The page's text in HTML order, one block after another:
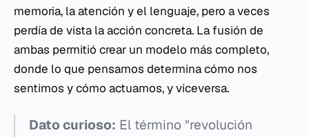
memoria, la atención y el lenguaje, pero a veces
perdía de vista la acción concreta. La fusión de
ambas permitió crear un modelo más completo,
donde lo que pensamos determina cómo nos
sentimos y cómo actuamos, y viceversa.
Dato curioso: El término "revolución